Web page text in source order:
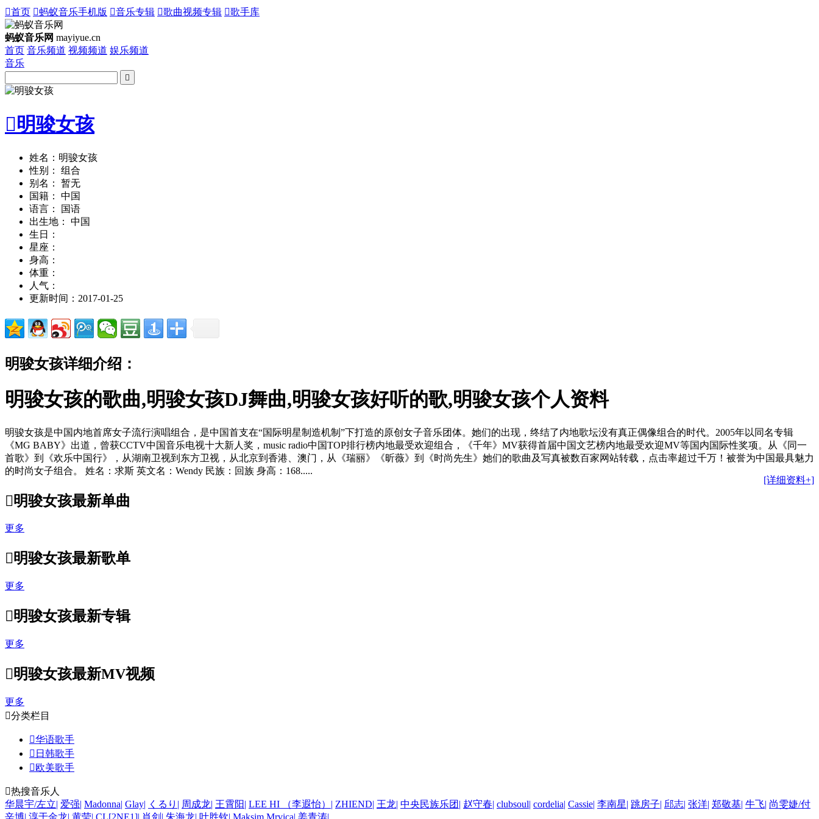
首页 蚂蚁音乐手机版 音乐专辑 歌曲视频专辑 歌手库
蚂蚁音乐网 mayiyue.cn
首页 音乐频道 视频频道 娱乐频道
音乐

明骏女孩
姓名：明骏女孩
性别： 组合
别名： 暂无
国籍： 中国
语言： 国语
出生地： 中国
生日：
星座：
身高：
体重：
人气：
更新时间：2017-01-25
明骏女孩详细介绍：
明骏女孩的歌曲,明骏女孩DJ舞曲,明骏女孩好听的歌,明骏女孩个人资料
明骏女孩是中国内地首席女子流行演唱组合，是中国首支在“国际明星制造机制”下打造的原创女子音乐团体。她们的出现，终结了内地歌坛没有真正偶像组合的时代。2005年以同名专辑
《MG BABY》出道，曾获CCTV中国音乐电视十大新人奖，music radio中国TOP排行榜内地最受欢迎组合，《千年》MV获得首届中国文艺榜内地最受欢迎MV等国内国际性奖项。从《同一
首歌》到《欢乐中国行》，从湖南卫视到东方卫视，从北京到香港、澳门，从《瑞丽》《昕薇》到《时尚先生》她们的歌曲及写真被数百家网站转载，点击率超过千万！被誉为中国最具魅力
的时尚女子组合。 姓名：求斯 英文名：Wendy 民族：回族 身高：168.....
[详细资料+]
明骏女孩最新单曲
更多
明骏女孩最新歌单
更多
明骏女孩最新专辑
更多
明骏女孩最新MV视频
更多
分类栏目
华语歌手
 日韩歌手
欧美歌手
热搜音乐人
华晨宇/左立| 爱强| Madonna| Glay| くるり | 周成龙| 王霄阳| LEE HI （李遐怡） | ZHIEND| 王龙| 中央民族乐团 | 赵守春| clubsoul| cordelia| Cassie| 李南星| 跳房子| 邱志| 张洋| 郑敬基| 牛飞| 尚雯婕/付
辛博| 淳于金龙| 黄莹| CL[2NE1]| 肖剑 | 朱海龙| 叶胜钦| Maksim Mrvica| 姜青涛|